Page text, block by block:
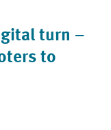
turn –
to